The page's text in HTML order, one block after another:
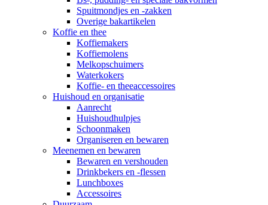
Spuitmondjes en -zakken
Overige bakartikelen
Koffie en thee
Koffiemakers
Koffiemolens
Melkopschuimers
Waterkokers
Koffie- en theeaccessoires
Huishoud en organisatie
Aanrecht
Huishoudhulpjes
Schoonmaken
Organiseren en bewaren
Meenemen en bewaren
Bewaren en vershouden
Drinkbekers en -flessen
Lunchboxes
Accessoires